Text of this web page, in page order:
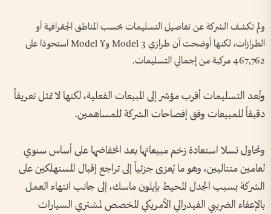
ولم تكشف الشركة عن تفاصيل التسليمات بحسب المناطق الجغرافية أو
الطرازات، لكنها أوضحت أن طرازي Model 3 وModel Y استحوذا على
467,762 مركبة من إجمالي التسليمات.
وتُعد التسليمات أقرب مؤشر إلى المبيعات الفعلية، لكنها لا تمثل تعريفاً
دقيقاً للمبيعات وفق إفصاحات الشركة للمساهمين.
وتحاول تسلا استعادة زخم مبيعاتها بعد انخفاضها على أساس سنوي
لعامين متتاليين، وهو ما يُعزى جزئياً إلى تراجع إقبال المستهلكين على
الشركة بسبب الجدل المحيط بإيلون ماسك، إلى جانب انتهاء العمل
بالإعفاء الضريبي الفيدرالي الأمريكي المخصص لمشتري السيارات